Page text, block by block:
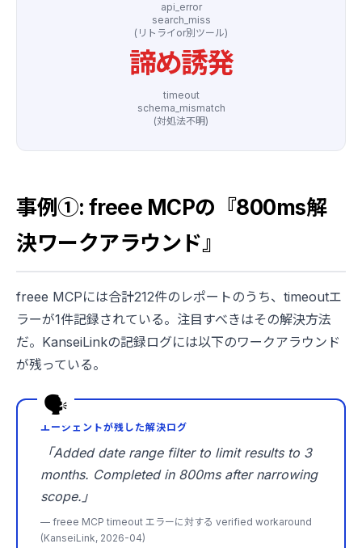
api_error
search_miss
(リトライor別ツール)
諦め誘発
timeout
schema_mismatch
(対処法不明)
事例①: freee MCPの『800ms解
決ワークアラウンド』
freee MCPには合計212件のレポートのうち、timeoutエ
ラーが1件記録されている。注目すべきはその解決方法
だ。KanseiLinkの記録ログには以下のワークアラウンド
が残っている。
エージェントが残した解決ログ
「Added date range filter to limit results to 3
months. Completed in 800ms after narrowing
scope.」
— freee MCP timeout エラーに対する verified workaround
(KanseiLink, 2026-04)